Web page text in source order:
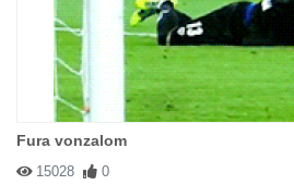
Fura vonzalom
15028 0